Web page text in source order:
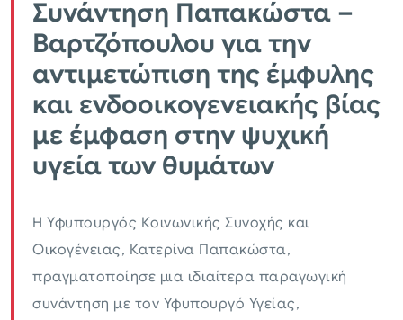
Συνάντηση Παπακώστα –
Βαρτζόπουλου για την
αντιμετώπιση της έμφυλης
και ενδοοικογενειακής βίας
με έμφαση στην ψυχική
υγεία των θυμάτων
Η Υφυπουργός Κοινωνικής Συνοχής και
Οικογένειας, Κατερίνα Παπακώστα,
πραγματοποίησε μια ιδιαίτερα παραγωγική
συνάντηση με τον Υφυπουργό Υγείας,